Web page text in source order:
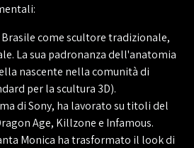
Brasile come scultore tradizionale,
La sua padronanza dell'anatomia
nascente nella comunità di
per la scultura 3D).
di Sony, ha lavorato su titoli del
Age, Killzone e Infamous.
Monica ha trasformato il look di